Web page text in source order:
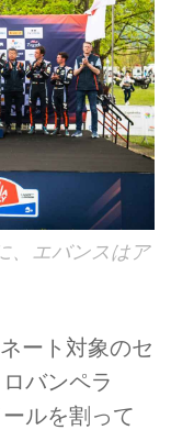
、エバンスはア
ート対象のセ
バンペラ
ルを割って